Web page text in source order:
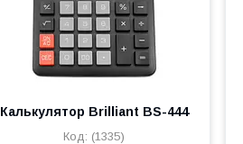
Калькулятор Brilliant BS-444
(1335)